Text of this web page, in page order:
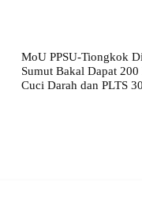
MoU PPSU-Tiongkok
Sumut Bakal Dapat 200
Cuci Darah dan PLTS